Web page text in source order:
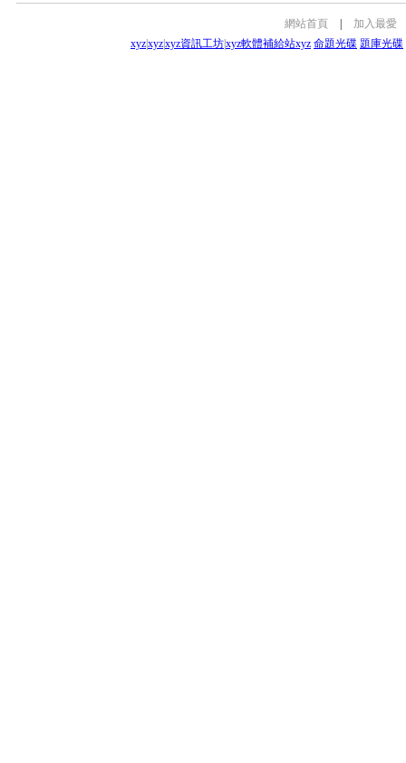
網站首頁
加入最愛
xyzxyzxyz資訊工坊xyz軟體補給站xyz 命題光碟 題庫光碟